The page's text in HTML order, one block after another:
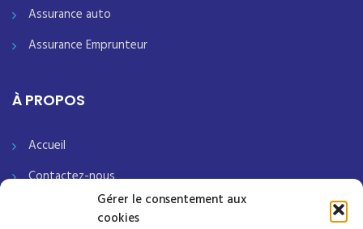
Gérer le consentement aux
cookies
Assurance auto
Assurance Emprunteur
À PROPOS
Accueil
Contactez-nous
Notre société